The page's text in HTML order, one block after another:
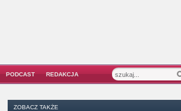
PODCAST REDAKCJA
ZOBACZ TAKŻE